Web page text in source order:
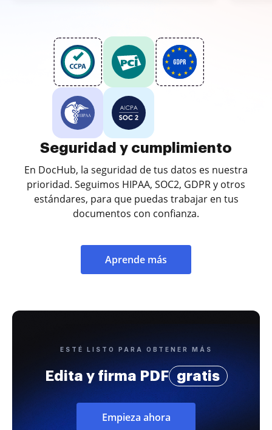
Seguridad y cumplimiento
En DocHub, la seguridad de tus datos es nuestra
prioridad. Seguimos HIPAA, SOC2, GDPR y otros
estándares, para que puedas trabajar en tus
documentos con confianza.
Aprende más
ESTÉ LISTO PARA OBTENER MÁS
Edita y firma PDF gratis
Empieza ahora